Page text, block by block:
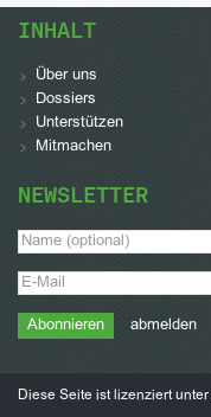
INHALT
Über uns
Dossiers
Unterstützen
Mitmachen
NEWSLETTER
abmelden
Diese Seite ist lizenziert unter